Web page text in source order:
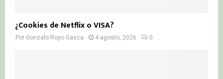
¿Cookies de Netflix o VISA?
Por Gonzalo Royo Gasca 4 agosto, 2026 0